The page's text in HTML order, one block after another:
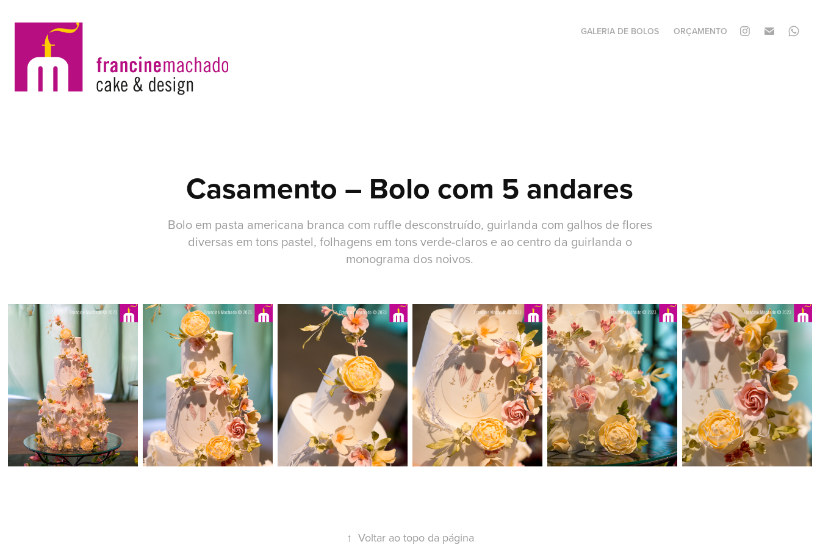
GALERIA DE BOLOS ORÇAMENTO
Casamento – Bolo com 5 andares
Bolo em pasta americana branca com ruffle desconstruído, guirlanda com galhos de flores
diversas em tons pastel, folhagens em tons verde-claros e ao centro da guirlanda o
monograma dos noivos.
↑ Voltar ao topo da página